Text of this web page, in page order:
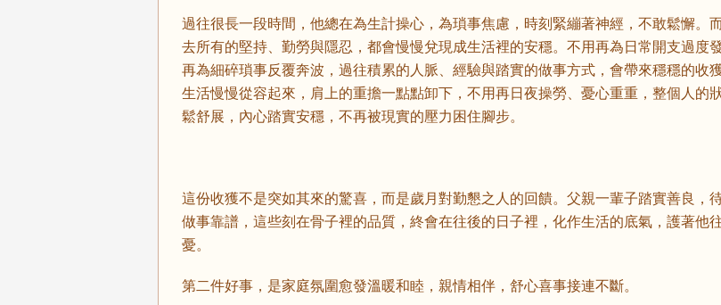
過往很長一段時間，他總在為生計操心，為瑣事焦慮，時刻緊繃著神經，不敢鬆懈。
去所有的堅持、勤勞與隱忍，都會慢慢兌現成生活裡的安穩。不用再為日常開支過度
再為細碎瑣事反覆奔波，過往積累的人脈、經驗與踏實的做事方式，會帶來穩穩的收獲
生活慢慢從容起來，肩上的重擔一點點卸下，不用再日夜操勞、憂心重重，整個人的
鬆舒展，內心踏實安穩，不再被現實的壓力困住腳步。
這份收獲不是突如其來的驚喜，而是歲月對勤懇之人的回饋。父親一輩子踏實善良，
做事靠譜，這些刻在骨子裡的品質，終會在往後的日子裡，化作生活的底氣，護著他
憂。
第二件好事，是家庭氛圍愈發溫暖和睦，親情相伴，舒心喜事接連不斷。